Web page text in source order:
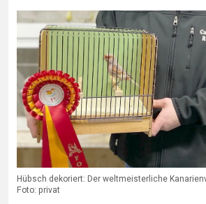
Hübsch dekoriert: Der weltmeisterliche
Foto: privat